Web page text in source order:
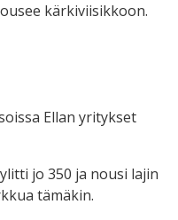
kärkiviisikkoon.
Ellan yritykset
jo 350 ja nousi lajin
tämäkin.